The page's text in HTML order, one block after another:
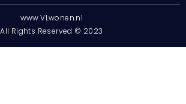
www.VLwonen.nl
All Rights Reserved © 2023